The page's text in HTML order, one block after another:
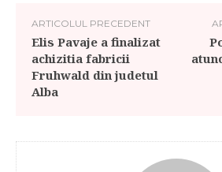
ARTICOLUL PRECEDENT
Elis Pavaje a finalizat
achizitia fabricii
Fruhwald din judetul
Alba